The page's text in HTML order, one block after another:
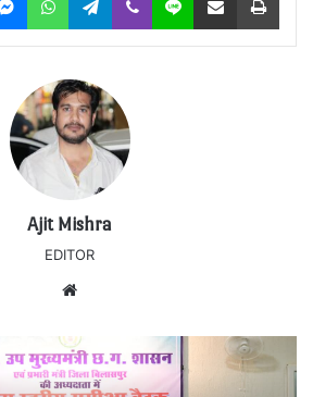
Ajit Mishra
EDITOR